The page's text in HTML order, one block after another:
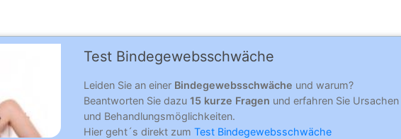
Test Binde­ge­webs­schwä­che
Leiden Sie an einer Bindegewebsschwäche und warum?
Beantworten Sie dazu 15 kurze Fragen und erfahren Sie Ursachen
und Behandlungsmöglichkeiten.
Hier geht´s direkt zum Test Bindegewebsschwäche